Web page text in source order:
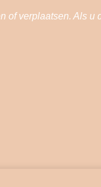
of verplaatsen. Als u